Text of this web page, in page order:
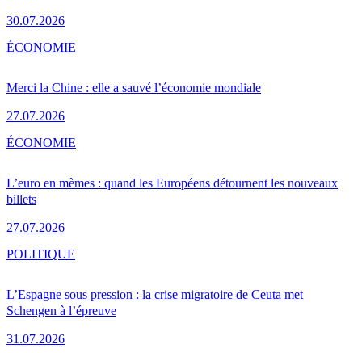
30.07.2026
Merci la Chine : elle a sauvé l’économie mondiale
27.07.2026
ÉCONOMIE
L’euro en mèmes : quand les Européens détournent les nouveaux
billets
27.07.2026
ÉCONOMIE
L’Espagne sous pression : la crise migratoire de Ceuta met
Schengen à l’épreuve
31.07.2026
POLITIQUE